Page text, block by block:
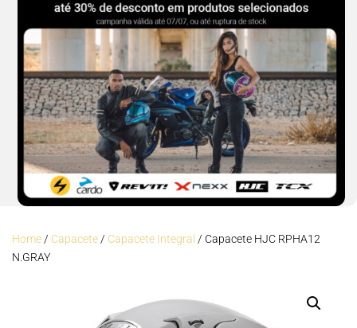
Home/ Capacete/ Capacete Integral / Capacete HJC RPHA12
N.GRAY